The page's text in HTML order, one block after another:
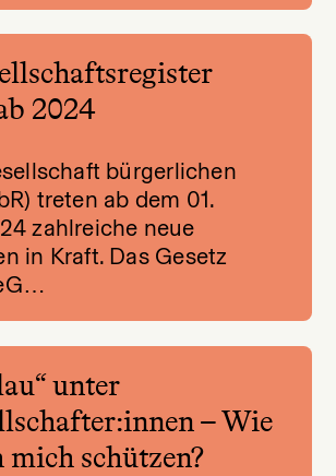
2024
bürgerlichen
treten ab dem 01.
zahlreiche neue
in Kraft. Das Gesetz
unter
– Wie
mich schützen?